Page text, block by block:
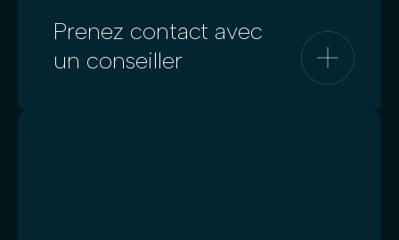
Prenez contact avec
un conseiller